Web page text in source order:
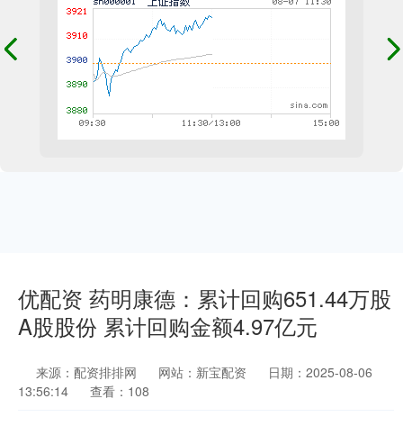
优配资 药明康德：累计回购651.44万股
A股股份 累计回购金额4.97亿元
来源：配资排排网 网站：新宝配资
日期：2025-08-06
13:56:14
查看：108